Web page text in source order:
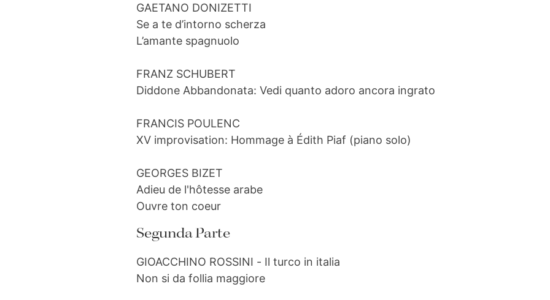
GAETANO DONIZETTI
Se a te d’intorno scherza
L’amante spagnuolo
FRANZ SCHUBERT
Diddone Abbandonata: Vedi quanto adoro ancora ingrato
FRANCIS POULENC
XV improvisation: Hommage à Édith Piaf (piano solo)
GEORGES BIZET
Adieu de l'hôtesse arabe
Ouvre ton coeur
Segunda Parte
GIOACCHINO ROSSINI - Il turco in italia
Non si da follia maggiore